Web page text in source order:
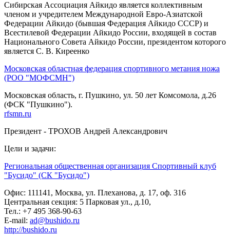
Сибирская Ассоциация Айкидо является коллективным
членом и учредителем Международной Евро-Азиатской
Федерации Айкидо (бывшая Федерация Айкидо СССР) и
Всестилевой Федерации Айкидо России, входящей в состав
Национального Совета Айкидо России, президентом которого
является С. В. Киреенко
Московская областная федерация спортивного метания ножа
(РОО "МОФСМН")
Московская область, г. Пушкино, ул. 50 лет Комсомола, д.26
(ФСК "Пушкино").
rfsmn.ru
Президент - ТРОХОВ Андрей Александрович
Цели и задачи:
Региональная общественная организация Спортивный клуб
"Бусидо" (СК "Бусидо")
Офис: 111141, Москва, ул. Плеханова, д. 17, оф. 316
Центральная секция: 5 Парковая ул., д.10,
Тел.: +7 495 368-90-63
E-mail: ad@bushido.ru
http://bushido.ru